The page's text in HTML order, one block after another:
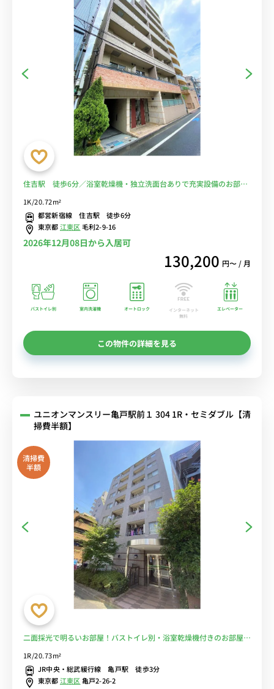
住吉駅 徒歩6分／浴室乾燥機・独立洗面台ありで充実設備のお部屋
1K/20.72m²
都営新宿線 住吉駅 徒歩6分
東京都江東区毛利2-9-16
2026年12月08日から入居可
130,200 円〜 / 月
バストイレ別 室内洗濯機 オートロック
インターネット
無料
エレベーター
この物件の詳細を見る
ユニオンマンスリー亀戸駅前１ 304 1R・セミダブル【清
掃費半額】
清掃費
半額
二面採光で明るいお部屋！バストイレ別・浴室乾燥機付きのお部屋。
中！
1R/20.73m²
JR中央・総武緩行線 亀戸駅 徒歩3分
東京都江東区亀戸2-26-2